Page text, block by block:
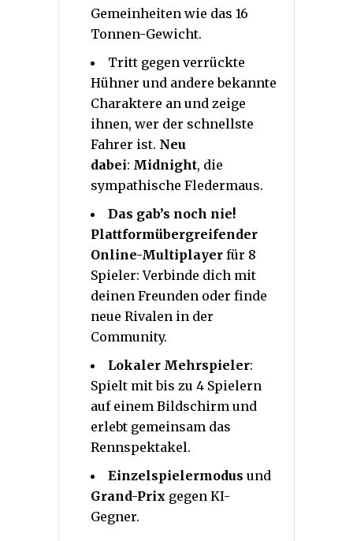
Gemeinheiten wie das 16
Tonnen-Gewicht.
Tritt gegen verrückte
Hühner und andere bekannte
Charaktere an und zeige
ihnen, wer der schnellste
Fahrer ist. Neu
dabei: Midnight, die
sympathische Fledermaus.
Das gab’s noch nie!
Plattformübergreifender
Online-Multiplayer für 8
Spieler: Verbinde dich mit
deinen Freunden oder finde
neue Rivalen in der
Community.
Lokaler Mehrspieler:
Spielt mit bis zu 4 Spielern
auf einem Bildschirm und
erlebt gemeinsam das
Rennspektakel.
Einzelspielermodus und
Grand-Prix gegen KI-
Gegner.